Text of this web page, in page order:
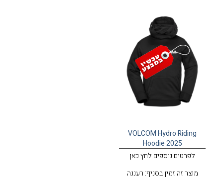
VOLCOM Hydro Riding
Hoodie 2025
לפרטים נוספים לחץ כאן
מוצר זה זמין בסניף: רעננה